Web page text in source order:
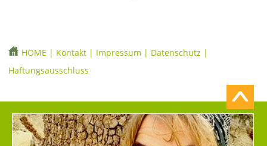
HOME | Kontakt | Impressum | Datenschutz |
Haftungsausschluss